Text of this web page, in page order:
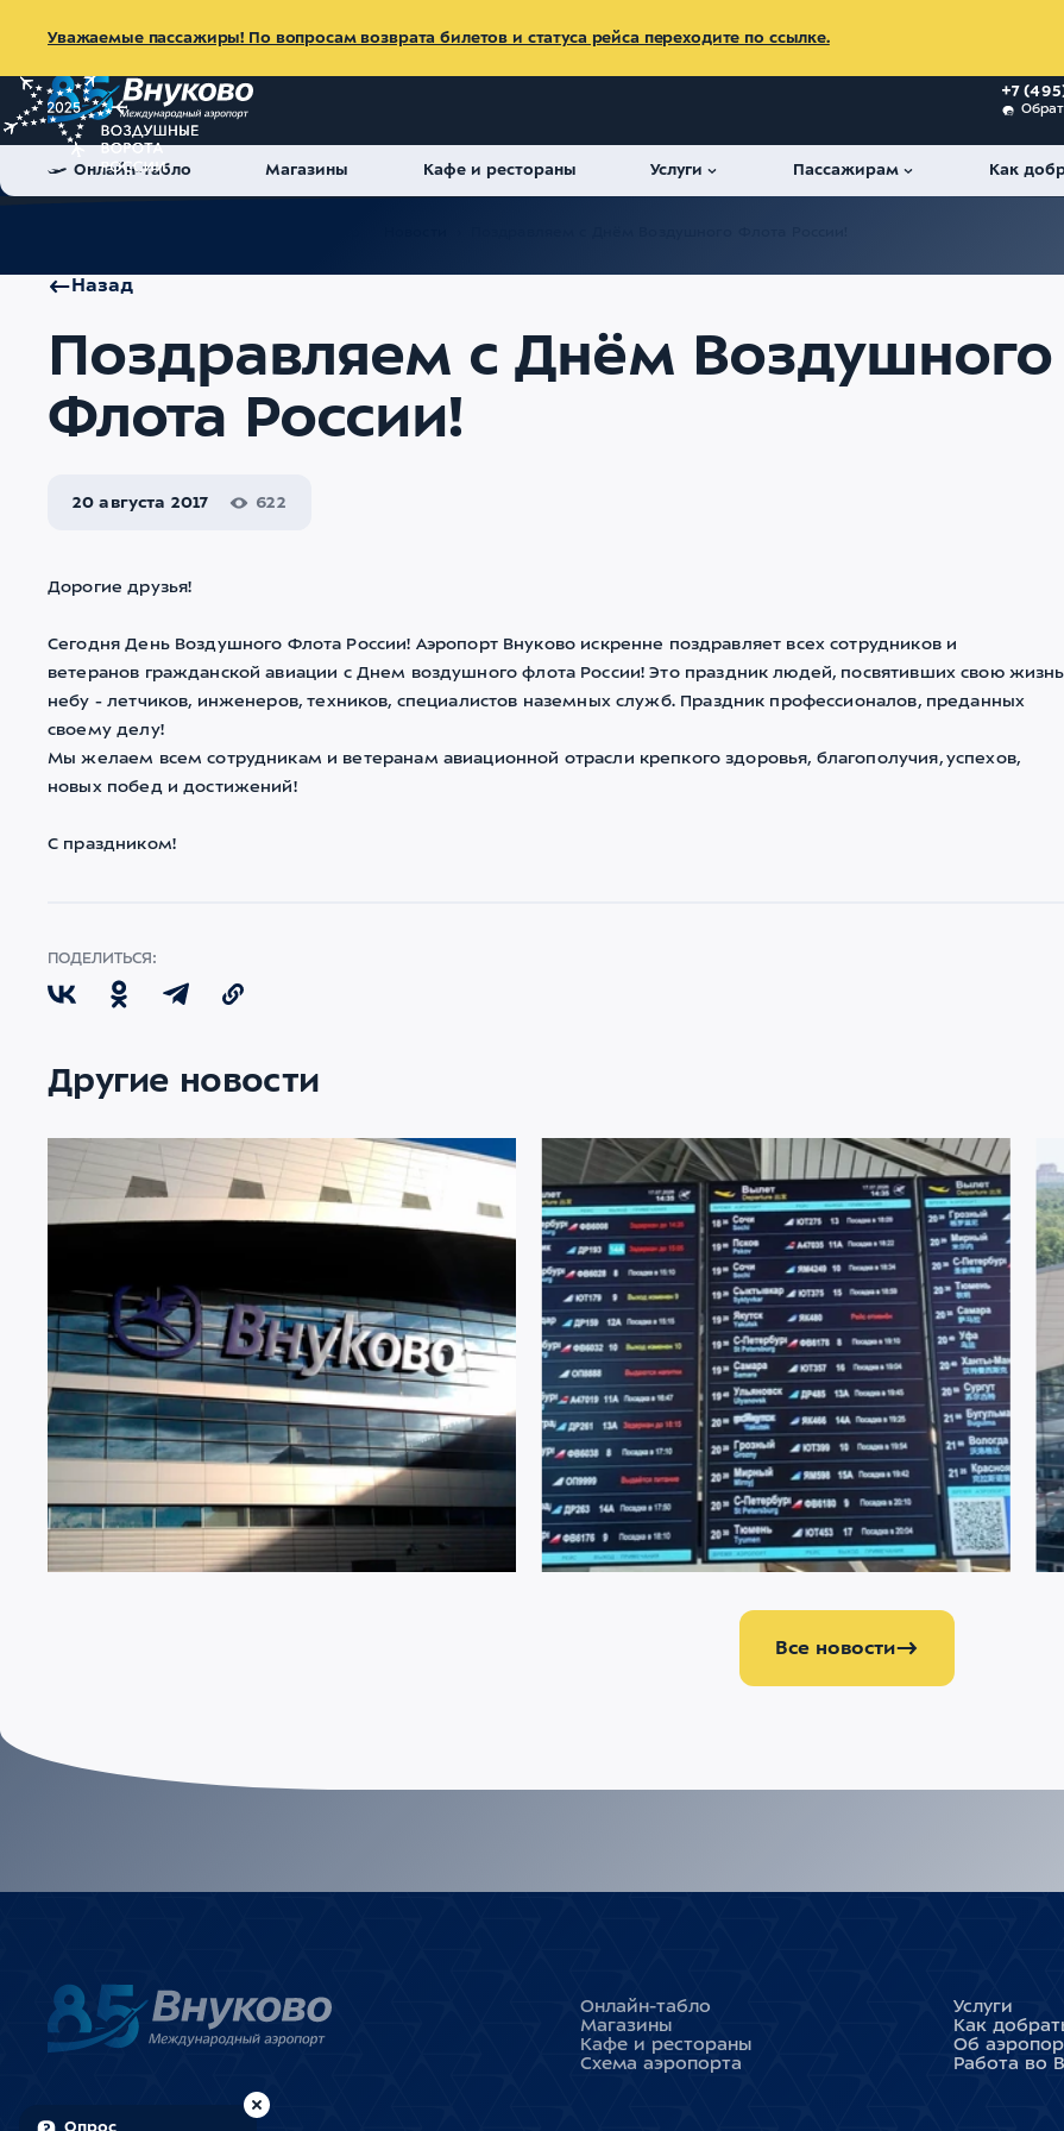
Уважаемые пассажиры! По вопросам возврата билетов и статуса рейса переходите по ссылке.
+7
Онлайн-табло Магазины Кафе и рестораны Услуги Пассажирам Как
Назад
Поздравляем с Днём Воздушного
Флота России!
20 августа 2017 622
Дорогие друзья!
Сегодня День Воздушного Флота России! Аэропорт Внуково искренне поздравляет всех сотрудников и
ветеранов гражданской авиации с Днем воздушного флота России! Это праздник людей, посвятивших свою жизнь
небу -летчиков, инженеров, техников, специалистов наземных служб.Праздник профессионалов, преданных
своему делу!
Мы желаем всем сотрудникам и ветеранам авиационной отрасли крепкого здоровья, благополучия, успехов,
новых побед и достижений!
С праздником!
ПОДЕЛИТЬСЯ:
Другие новости
Ограничение движения в районе
Международного аэропорта Внуково
Меняемся ради комфорта пассажиров
21
Все новости
Онлайн-табло
Магазины
Кафе и рестораны
Схема аэропорта
Услуги
Как
Об
Работа во